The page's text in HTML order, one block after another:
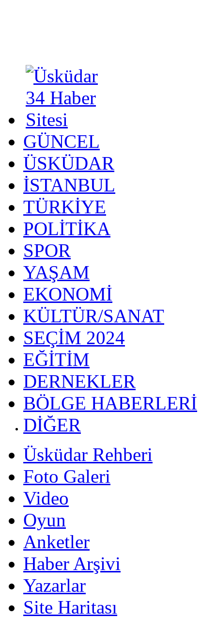
GÜNCEL
ÜSKÜDAR
İSTANBUL
TÜRKİYE
POLİTİKA
SPOR
YAŞAM
EKONOMİ
KÜLTÜR/SANAT
SEÇİM 2024
EĞİTİM
DERNEKLER
BÖLGE HABERLERİ
DİĞER
Üsküdar Rehberi
Foto Galeri
Video
Oyun
Anketler
Haber Arşivi
Yazarlar
Site Haritası